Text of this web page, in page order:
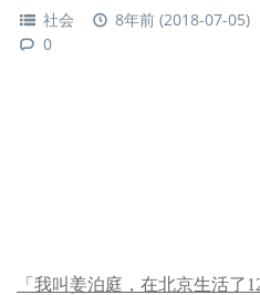
社会 8年前 (2018-07-05)
0
「我叫姜泊庭，在北京生活了